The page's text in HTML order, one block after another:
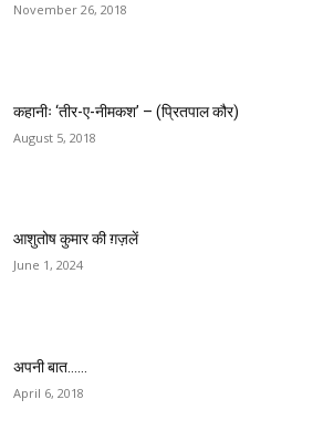
November 26, 2018
कहानीः ‘तीर-ए-नीमकश’ – (प्रितपाल कौर)
August 5, 2018
आशुतोष कुमार की ग़ज़लें
June 1, 2024
अपनी बात……
April 6, 2018